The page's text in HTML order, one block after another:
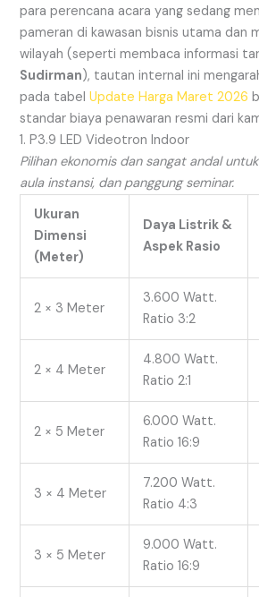
para perencana acara yang sedang
pameran di kawasan bisnis utama dan
wilayah (seperti membaca informasi
Sudirman), tautan internal ini
pada tabelUpdate Harga Maret 2026
standar biaya penawaran resmi dari
1. P3.9 LED Videotron Indoor
Pilihan ekonomis dan sangat andal
aula instansi, dan panggung seminar.
Ukuran
Dimensi
(Meter)
Daya Listrik &
Aspek Rasio
2 × 3 Meter
3.600 Watt.
Ratio 3:2
2 × 4 Meter
4.800 Watt.
Ratio 2:1
2 × 5 Meter
6.000 Watt.
Ratio 16:9
3 × 4 Meter
7.200 Watt.
Ratio 4:3
3 × 5 Meter
9.000 Watt.
Ratio 16:9